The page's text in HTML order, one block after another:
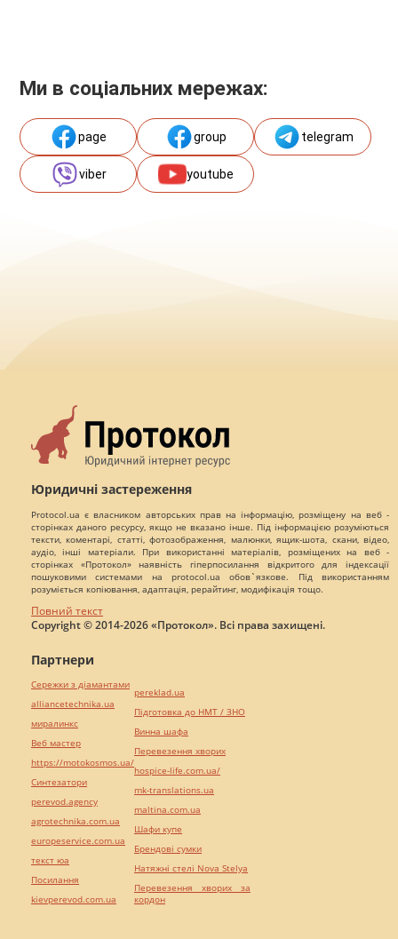
Ми в соціальних мережах:
page group telegram
viber youtube
Юридичні застереження
Protocol.ua є власником авторських прав на інформацію, розміщену на веб -
сторінках даного ресурсу, якщо не вказано інше. Під інформацією розуміються
тексти, коментарі, статті, фотозображення, малюнки, ящик-шота, скани, відео,
аудіо, інші матеріали. При використанні матеріалів, розміщених на веб -
сторінках «Протокол» наявність гіперпосилання відкритого для індексації
пошуковими системами на protocol.ua обов`язкове. Під використанням
розуміється копіювання, адаптація, рерайтинг, модифікація тощо.
Повний текст
Copyright © 2014-2026 «Протокол». Всі права захищені.
Партнери
Сережки з діамантами
alliancetechnika.ua
миралинкс
Веб мастер
https://motokosmos.ua/
Синтезатори
perevod.agency
agrotechnika.com.ua
europeservice.com.ua
текст юа
Посилання
kievperevod.com.ua
pereklad.ua
Підготовка до НМТ / ЗНО
Винна шафа
Перевезення хворих
hospice-life.com.ua/
mk-translations.ua
maltina.com.ua
Шафи купе
Брендові сумки
Натяжні стелі Nova Stelya
Перевезення хворих за
кордон